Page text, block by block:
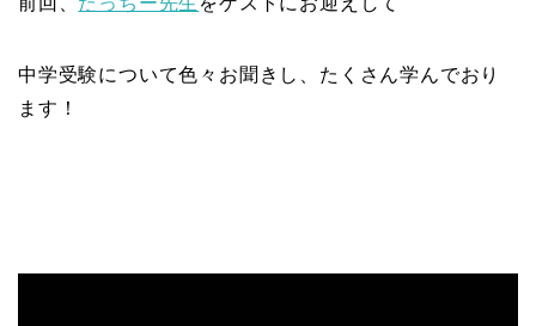
中学受験について色々お聞きし、たくさん学んでおり
ます！